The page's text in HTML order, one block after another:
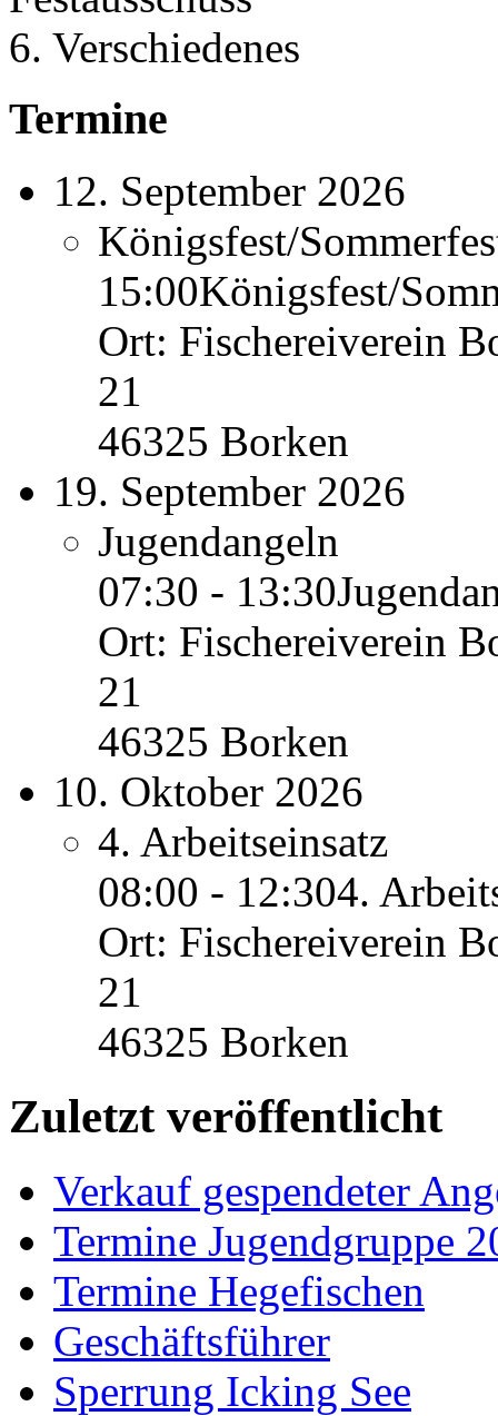
6. Verschiedenes
Termine
12. September 2026
Königsfest/
15:00Königsfest/
Ort: Fischereiverein
21
46325 Borken
19. September 2026
Jugendangeln
07:30 - 13:30
Ort: Fischereiverein
21
46325 Borken
10. Oktober 2026
4. Arbeitseinsatz
08:00 - 12:304.
Ort: Fischereiverein
21
46325 Borken
Zuletzt veröffentlicht
Verkauf gespendeter
Termine Jugendgruppe
Termine Hegefischen
Geschäftsführer
Sperrung Icking See